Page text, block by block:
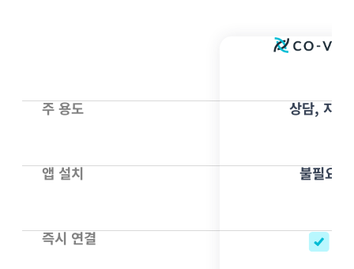
주 용도
앱 설치
즉시 연결
상담, 지원
불필요